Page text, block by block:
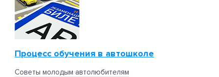
Процесс обучения в автошколе
Советы молодым автолюбителям